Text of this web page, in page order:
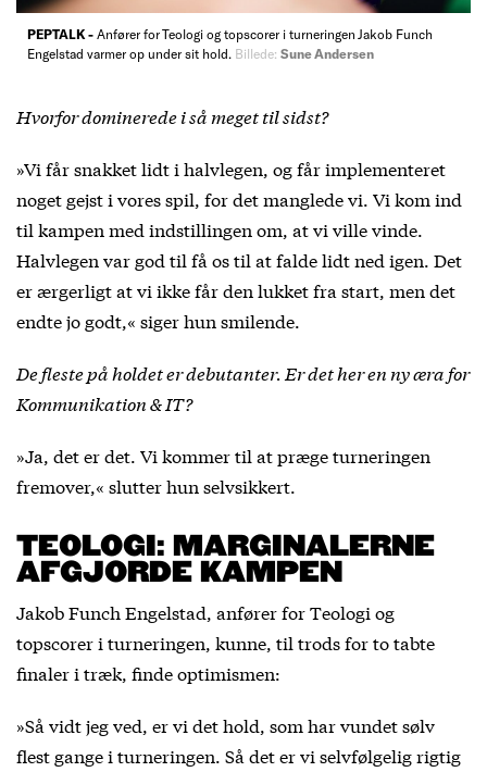
PEPTALK - Anfører for Teologi og topscorer i turneringen Jakob Funch
Engelstad varmer op under sit hold. Billede: Sune Andersen
Hvorfor dominerede i så meget til sidst?
»Vi får snakket lidt i halvlegen, og får implementeret
noget gejst i vores spil, for det manglede vi. Vi kom ind
til kampen med indstillingen om, at vi ville vinde.
Halvlegen var god til få os til at falde lidt ned igen. Det
er ærgerligt at vi ikke får den lukket fra start, men det
endte jo godt,« siger hun smilende.
De fleste på holdet er debutanter. Er det her en ny æra for
Kommunikation & IT?
»Ja, det er det. Vi kommer til at præge turneringen
fremover,« slutter hun selvsikkert.
TEOLOGI: MARGINALERNE
AFGJORDE KAMPEN
Jakob Funch Engelstad, anfører for Teologi og
topscorer i turneringen, kunne, til trods for to tabte
finaler i træk, finde optimismen:
»Så vidt jeg ved, er vi det hold, som har vundet sølv
flest gange i turneringen. Så det er vi selvfølgelig rigtig